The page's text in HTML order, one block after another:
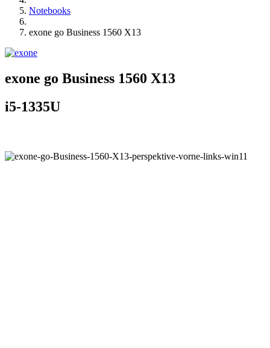
Notebooks
exone go Business 1560 X13
exone go Business 1560 X13
i5-1335U